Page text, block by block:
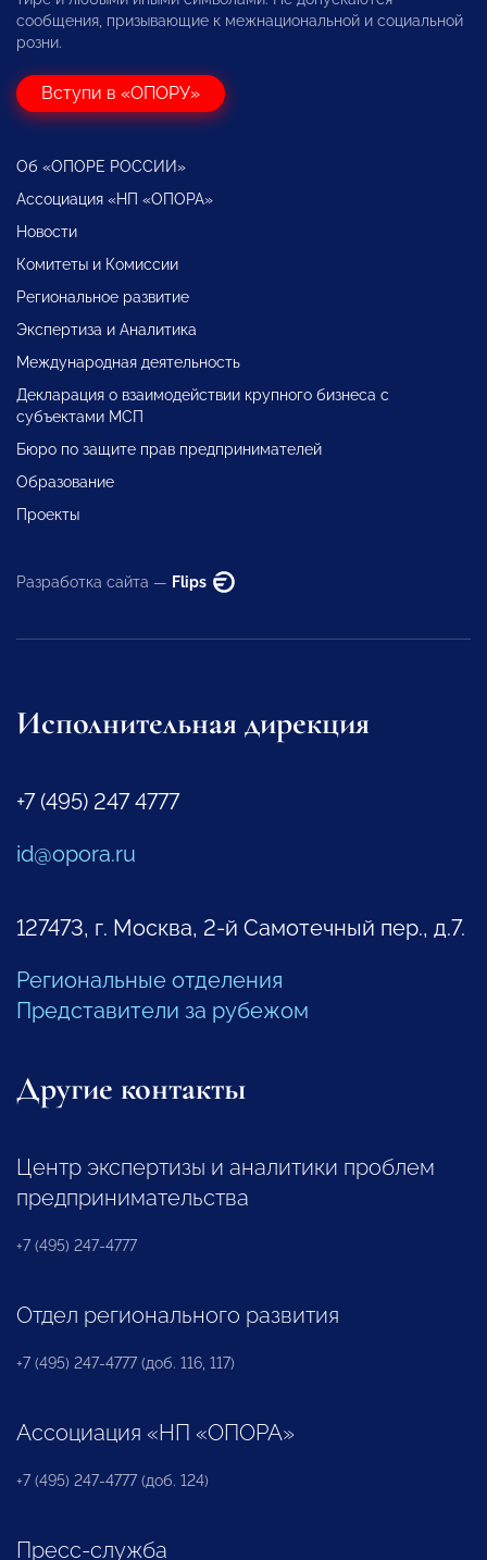
сообщения, призывающие к межнациональной и социальной
розни.
Вступи в «ОПОРУ»
Об «ОПОРЕ РОССИИ»
Ассоциация «НП «ОПОРА»
Новости
Комитеты и Комиссии
Региональное развитие
Экспертиза и Аналитика
Международная деятельность
Декларация о взаимодействии крупного бизнеса с
субъектами МСП
Бюро по защите прав предпринимателей
Образование
Проекты
Разработка сайта — Flips
Исполнительная дирекция
+7 (495) 247 4777
id@opora.ru
127473, г. Москва, 2-й Самотечный пер., д.7.
Региональные отделения
Представители за рубежом
Другие контакты
Центр экспертизы и аналитики проблем
предпринимательства
+7 (495) 247-4777
Отдел регионального развития
+7 (495) 247-4777 (доб. 116, 117)
Ассоциация «НП «ОПОРА»
+7 (495) 247-4777 (доб. 124)
Пресс-служба